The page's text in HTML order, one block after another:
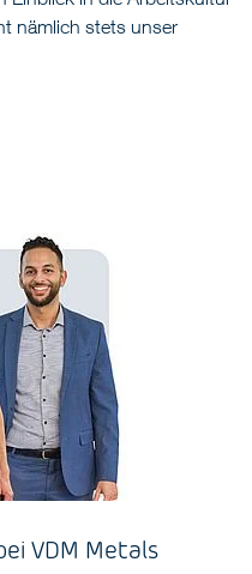
nämlich stets unser
VDM Metals